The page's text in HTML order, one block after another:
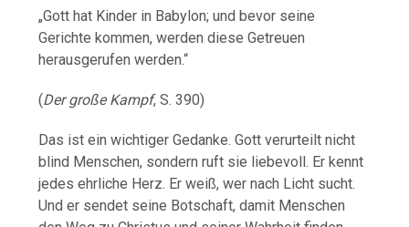
„Gott hat Kinder in Babylon; und bevor seine
Gerichte kommen, werden diese Getreuen
herausgerufen werden.“
(Der große Kampf, S. 390)
Das ist ein wichtiger Gedanke. Gott verurteilt nicht
blind Menschen, sondern ruft sie liebevoll. Er kennt
jedes ehrliche Herz. Er weiß, wer nach Licht sucht.
Und er sendet seine Botschaft, damit Menschen